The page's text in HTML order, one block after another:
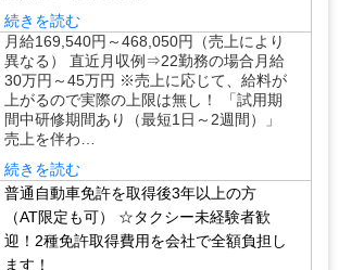
続きを読む
月給169,540円～468,050円（売上により
異なる） 直近月収例⇒22勤務の場合月給
30万円～45万円 ※売上に応じて、給料が
上がるので実際の上限は無し！ 「試用期
間中研修期間あり（最短1日～2週間）」
売上を伴わ…
続きを読む
普通自動車免許を取得後3年以上の方
（AT限定も可）
☆タクシー未経験者歓
迎！2種免許取得費用を会社で全額負担し
ます！